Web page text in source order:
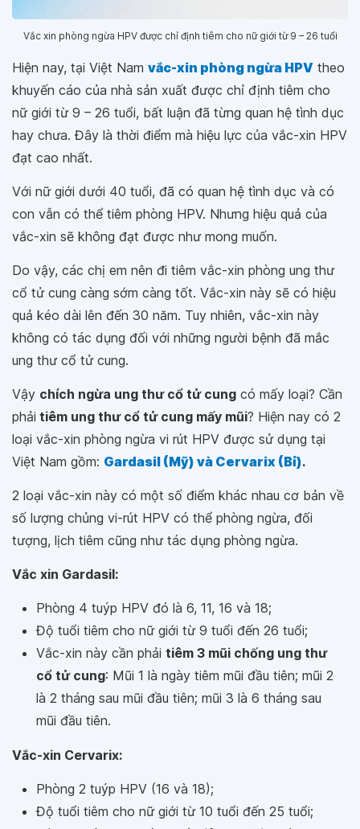
Vắc xin phòng ngừa HPV được chỉ định tiêm cho nữ giới từ 9 – 26 tuổi
Hiện nay, tại Việt Nam vắc-xin phòng ngừa HPV theo
khuyến cáo của nhà sản xuất được chỉ định tiêm cho
nữ giới từ 9 – 26 tuổi, bất luận đã từng quan hệ tình dục
hay chưa. Đây là thời điểm mà hiệu lực của vắc-xin HPV
đạt cao nhất.
Với nữ giới dưới 40 tuổi, đã có quan hệ tình dục và có
con vẫn có thể tiêm phòng HPV. Nhưng hiệu quả của
vắc-xin sẽ không đạt được như mong muốn.
Do vậy, các chị em nên đi tiêm vắc-xin phòng ung thư
cổ tử cung càng sớm càng tốt. Vắc-xin này sẽ có hiệu
quả kéo dài lên đến 30 năm. Tuy nhiên, vắc-xin này
không có tác dụng đối với những người bệnh đã mắc
ung thư cổ tử cung.
Vậy chích ngừa ung thư cổ tử cung có mấy loại? Cần
phải tiêm ung thư cổ tử cung mấy mũi? Hiện nay có 2
loại vắc-xin phòng ngừa vi rút HPV được sử dụng tại
Việt Nam gồm: Gardasil (Mỹ) và Cervarix (Bỉ).
2 loại vắc-xin này có một số điểm khác nhau cơ bản về
số lượng chủng vi-rút HPV có thể phòng ngừa, đối
tượng, lịch tiêm cũng như tác dụng phòng ngừa.
Vắc xin Gardasil:
Phòng 4 tuýp HPV đó là 6, 11, 16 và 18;
Độ tuổi tiêm cho nữ giới từ 9 tuổi đến 26 tuổi;
Vắc-xin này cần phải tiêm 3 mũi chống ung thư
cổ tử cung: Mũi 1 là ngày tiêm mũi đầu tiên; mũi 2
là 2 tháng sau mũi đầu tiên; mũi 3 là 6 tháng sau
mũi đầu tiên.
Vắc-xin Cervarix:
Phòng 2 tuýp HPV (16 và 18);
Độ tuổi tiêm cho nữ giới từ 10 tuổi đến 25 tuổi;